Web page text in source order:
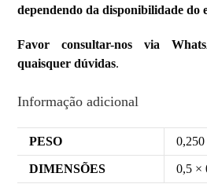
dependendo da disponibilidade do
Favor consultar-nos via
quaisquer dúvidas.
Informação adicional
PESO
DIMENSÕES 0,5 ×